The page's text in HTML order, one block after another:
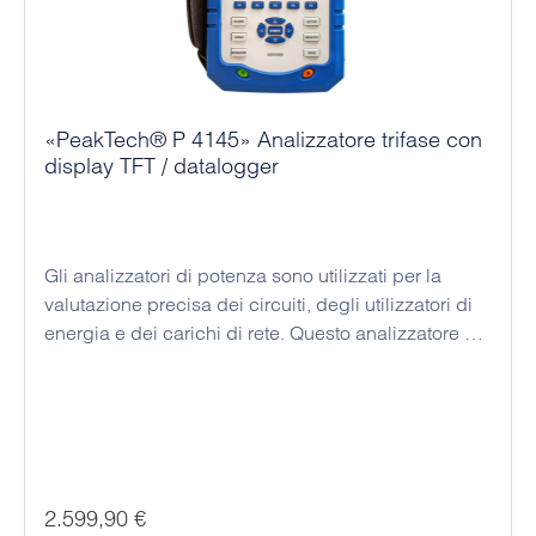
«PeakTech® P 4145» Analizzatore trifase con
display TFT / datalogger
Gli analizzatori di potenza sono utilizzati per la
valutazione precisa dei circuiti, degli utilizzatori di
energia e dei carichi di rete. Questo analizzatore di
Prezzo normale:
2.599,90 €